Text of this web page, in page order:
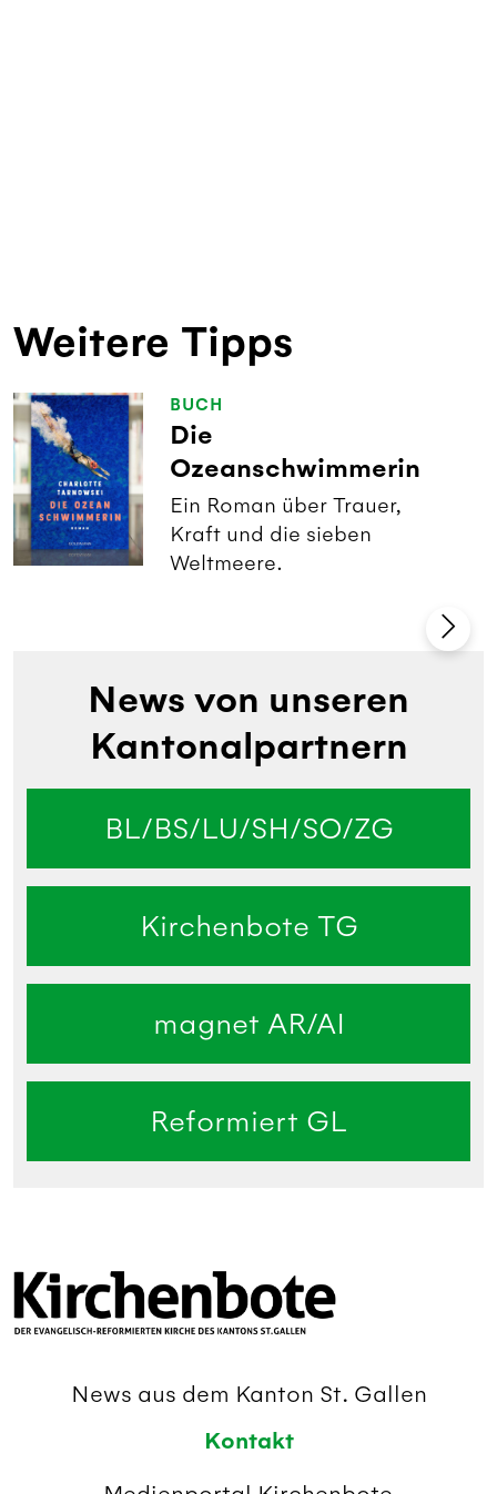
Weitere Tipps
BUCH
Die
Ozeanschwimmerin
Ein Roman über Trauer,
Kraft und die sieben
Weltmeere.
News von unseren
Kantonalpartnern
BL/BS/LU/SH/SO/ZG
Kirchenbote TG
magnet AR/AI
Reformiert GL
News aus dem Kanton St. Gallen
Kontakt